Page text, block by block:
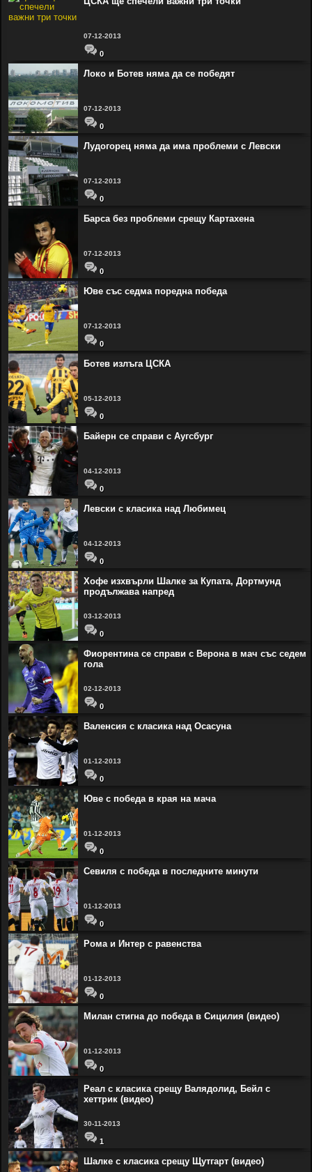
07-12-2013
0
Локо и Ботев няма да се победят
07-12-2013
0
Лудогорец няма да има проблеми с Левски
07-12-2013
0
Барса без проблеми срещу Картахена
07-12-2013
0
Юве със седма поредна победа
07-12-2013
0
Ботев излъга ЦСКА
05-12-2013
0
Байерн се справи с Аугсбург
04-12-2013
0
Левски с класика над Любимец
04-12-2013
0
Хофе изхвърли Шалке за Купата, Дортмунд
продължава напред
03-12-2013
0
Фиорентина се справи с Верона в мач със седем
гола
02-12-2013
0
Валенсия с класика над Осасуна
01-12-2013
0
Юве с победа в края на мача
01-12-2013
0
Севиля с победа в последните минути
01-12-2013
0
Рома и Интер с равенства
01-12-2013
0
Милан стигна до победа в Сицилия (видео)
01-12-2013
0
Реал с класика срещу Валядолид, Бейл с
хеттрик (видео)
30-11-2013
1
Шалке с класика срещу Щутгарт (видео)